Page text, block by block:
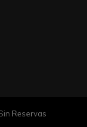
Reservas